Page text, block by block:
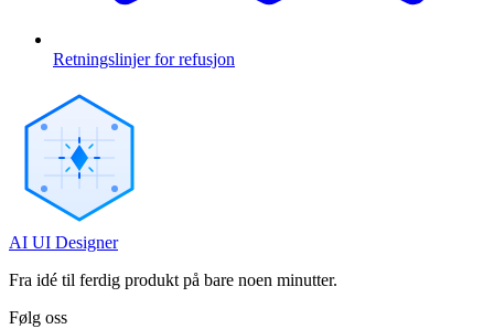
Retningslinjer for refusjon
AI UI Designer
Fra idé til ferdig produkt på bare noen minutter.
Følg oss